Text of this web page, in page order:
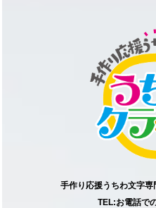
手作り応援うちわ文字
TEL:お電話で